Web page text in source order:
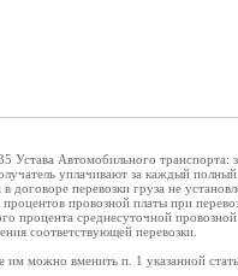
Устава Автомобильного транспорта:
уплачивают за каждый
договоре перевозки груза не
процентов провозной платы при
процента среднесуточной
соответствующей перевозки.
им можно вменить п. 1 указанной